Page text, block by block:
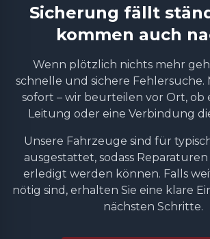
Sicherung fällt
kommen auch
Wenn plötzlich nichts mehr
schnelle und sichere Fehlersuche.
sofort – wir beurteilen vor Ort, ob
Leitung oder eine Verbindung
Unsere Fahrzeuge sind für
ausgestattet, sodass
erledigt werden können. Falls
nötig sind, erhalten Sie eine klare
nächsten Schritte.